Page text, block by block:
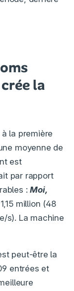
la
la première
moyenne de
est
par rapport
:Moi,
million (48
s). La machine
peut-être la
entrées et